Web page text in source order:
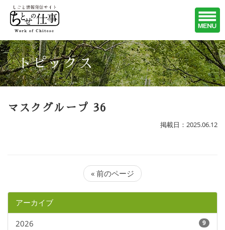
トピックス
マスクグループ 36
掲載日：2025.06.12
« 前のページ
アーカイブ
2026 9